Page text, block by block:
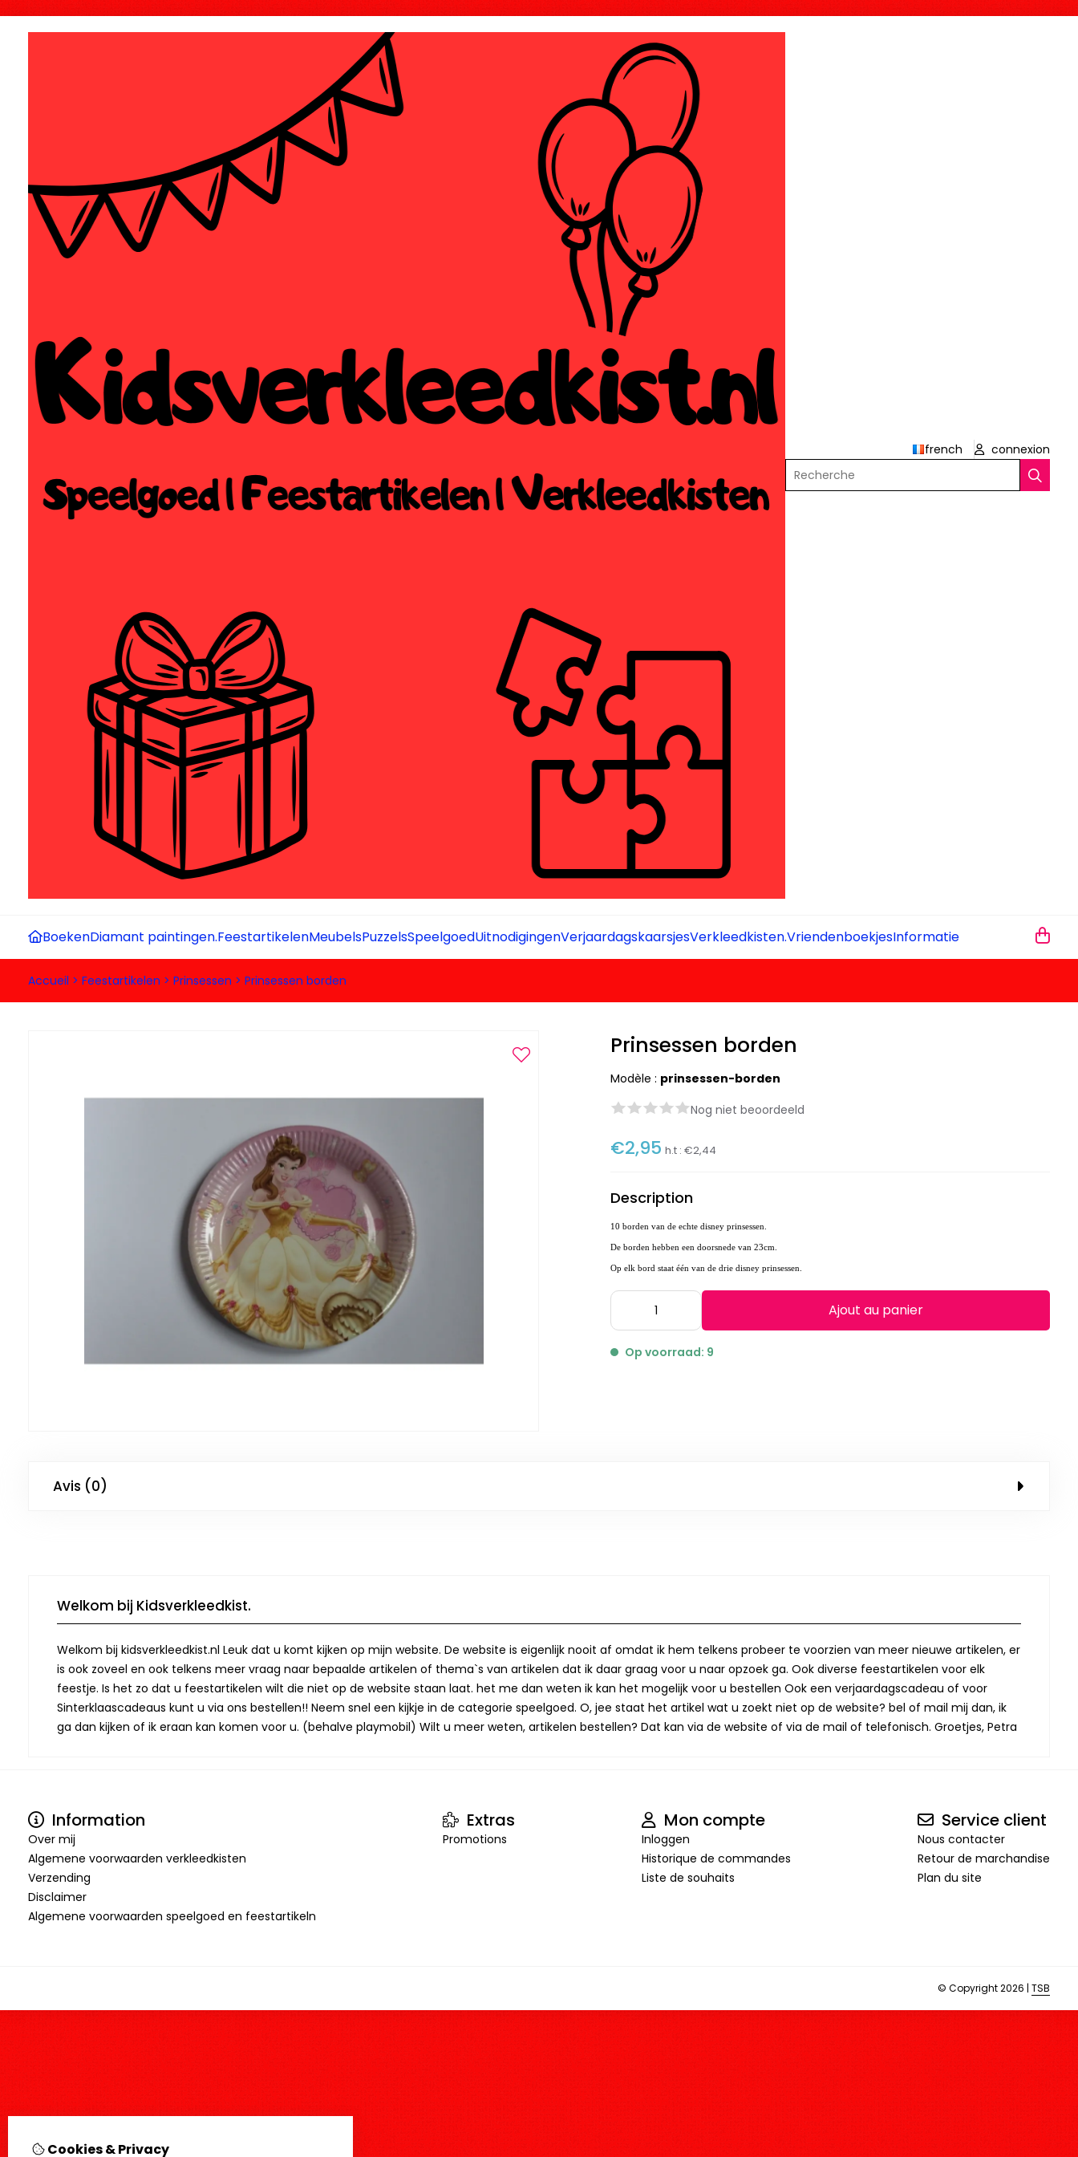
french
connexion
Recherche
BoekenDiamant paintingen.FeestartikelenMeubelsPuzzelsSpeelgoedUitnodigingenVerjaardagskaarsjesVerkleedkisten.VriendenboekjesInformatie
Accueil > Feestartikelen > Prinsessen > Prinsessen borden
Prinsessen borden
Modèle : prinsessen-borden
Nog niet beoordeeld
€2,95 h.t :€2,44
Description
10 borden van de echte disney prinsessen.
De borden hebben een doorsnede van 23cm.
Op elk bord staat één van de drie disney prinsessen.
Ajout au panier
Op voorraad: 9
Avis (0)
Welkom bij Kidsverkleedkist.
Welkom bij kidsverkleedkist.nl Leuk dat u komt kijken op mijn website. De website is eigenlijk nooit af omdat ik hem telkens probeer te voorzien van meer nieuwe artikelen, er
is ook zoveel en ook telkens meer vraag naar bepaalde artikelen of thema`s van artikelen dat ik daar graag voor u naar opzoek ga. Ook diverse feestartikelen voor elk
feestje. Is het zo dat u feestartikelen wilt die niet op de website staan laat. het me dan weten ik kan het mogelijk voor u bestellen Ook een verjaardagscadeau of voor
Sinterklaascadeaus kunt u via ons bestellen!! Neem snel een kijkje in de categorie speelgoed. O, jee staat het artikel wat u zoekt niet op de website? bel of mail mij dan, ik
ga dan kijken of ik eraan kan komen voor u. (behalve playmobil) Wilt u meer weten, artikelen bestellen? Dat kan via de website of via de mail of telefonisch. Groetjes, Petra
Information
Over mij
Algemene voorwaarden verkleedkisten
Verzending
Disclaimer
Algemene voorwaarden speelgoed en feestartikeln
Extras
Promotions
Mon compte
Inloggen
Historique de commandes
Liste de souhaits
Service client
Nous contacter
Retour de marchandise
Plan du site
© Copyright 2026 | TSB
Cookies & Privacy